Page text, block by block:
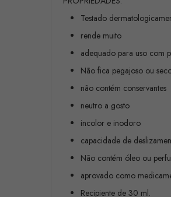
Testado
rende muito
adequado para uso com
Não fica pegajoso ou
não contém conservantes
neutro a gosto
incolor e inodoro
capacidade de
Não contém óleo ou
aprovado como
Recipiente de 30 ml.